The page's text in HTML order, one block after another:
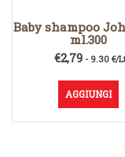
Baby shampoo
ml.300
€2,79- 9.30 €/
AGGIUNGI